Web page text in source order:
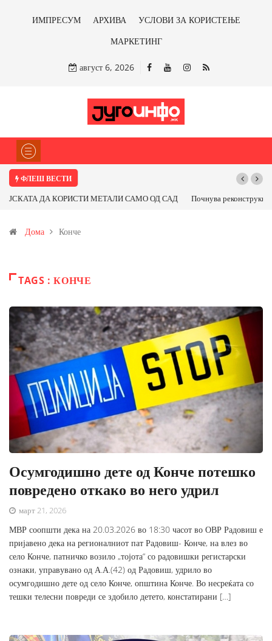
ИМПРЕСУМ АРХИВА
УСЛОВИ ЗА КОРИСТЕЊЕ
МАРКЕТИНГ
август 6, 2026
ФЛЕШ ВЕСТИ
Почнува реконструкцијата на улицата „5-ти Ноември“ во Струмица
Дома Конче
TAGS : КОНЧЕ
Осумгодишно дете од Конче потешко
повредено откако во него удрил
март 21, 2026
МВР соопшти дека на 20.03.2026 во 18:30 часот во ОВР Радовиш е
пријавено дека на регионалниот пат Радовиш- Конче, на влез во
село Конче, патничко возило „тојота“ со радовишки регистарски
ознаки, управувано од А.А.(42) од Радовиш, удрило во
осумгодишно дете од село Конче, општина Конче. Во несреќата со
тешки телесни повреди се здобило детето, констатирани […]